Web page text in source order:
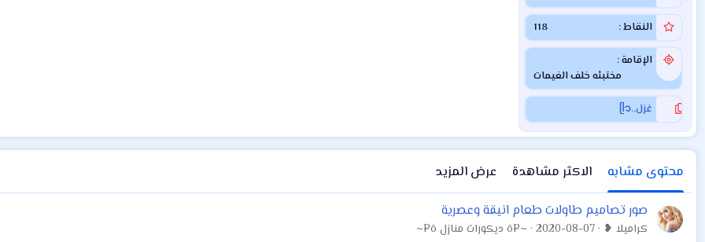
النقاط 118
الإقامة
مختبئه خلف الغيمات
غزل..ᥫ᭡
محتوى مشابه الاكثر مشاهدة
عرض المزيد
صور تصاميم طاولات طعام انيقة وعصرية
كراميلا ❥ 2020-08-07 ~¤ô ديكورات منازل ô¤~